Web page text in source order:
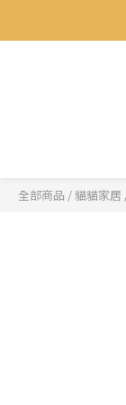
全部商品 /貓貓家居